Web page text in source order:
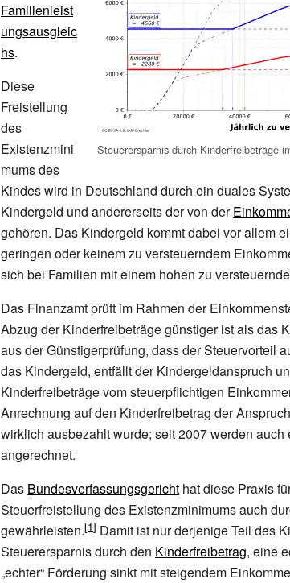
Steuerersparnis durch Kinderfreibeträge
Familienleist
ungsausgleic
hs.
Diese
Freistellung
des
Existenzmini
mums des
Kindes wird in Deutschland durch ein duales
Kindergeld und andererseits der von der
gehören. Das Kindergeld kommt dabei vor allem
geringen oder keinem zu versteuerndem
sich bei Familien mit einem hohen zu
Das Finanzamt prüft im Rahmen der
Abzug der Kinderfreibeträge günstiger ist als das
aus der Günstigerprüfung, dass der Steuervorteil
das Kindergeld, entfällt der Kindergeldanspruch
Kinderfreibeträge vom steuerpflichtigen
Anrechnung auf den Kinderfreibetrag der
wirklich ausbezahlt wurde; seit 2007 werden
angerechnet.
Das Bundesverfassungsgericht hat diese Praxis
Steuerfreistellung des Existenzminimums auch
gewährleisten.
Damit ist nur derjenige Teil des
Steuerersparnis durch den Kinderfreibetrag, eine
„echter“ Förderung sinkt mit steigendem